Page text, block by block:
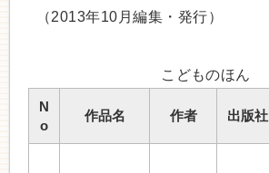
（2013年10月編集・発行）
こどものほん
N
o
作品名 作者 出版社